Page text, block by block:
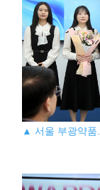
▲ 서울 부광약품.